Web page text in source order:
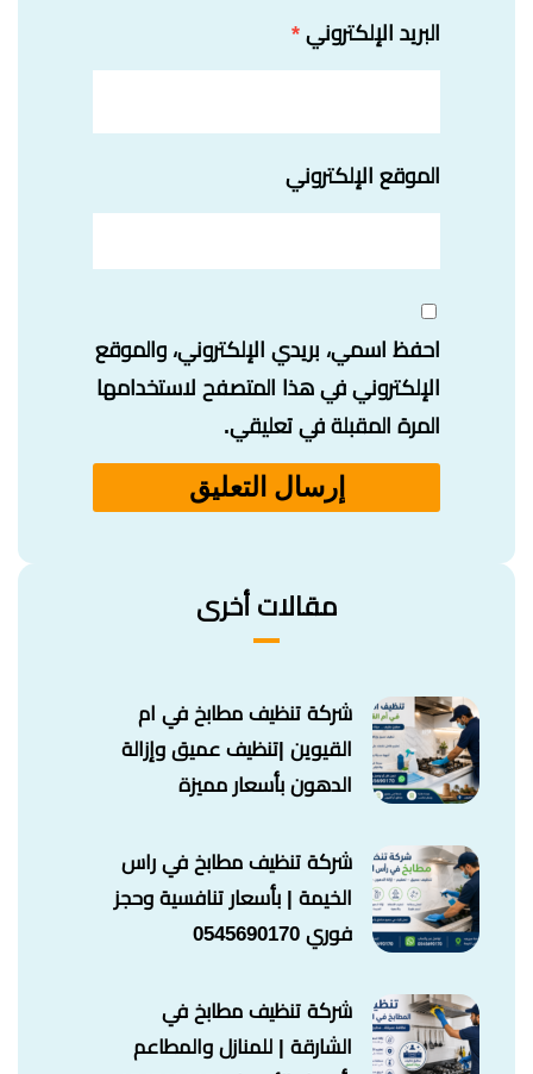
البريد الإلكتروني *
الموقع الإلكتروني
احفظ اسمي، بريدي الإلكتروني، والموقع
الإلكتروني في هذا المتصفح لاستخدامها
المرة المقبلة في تعليقي.
مقالات أخرى
شركة تنظيف مطابخ في ام
القيوين |تنظيف عميق وإزالة
الدهون بأسعار مميزة
شركة تنظيف مطابخ في راس
الخيمة | بأسعار تنافسية وحجز
فوري 0545690170
شركة تنظيف مطابخ في
الشارقة | للمنازل والمطاعم